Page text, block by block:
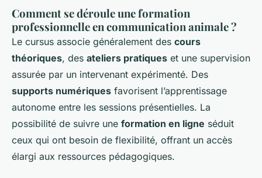
Comment se déroule une formation
professionnelle en communication animale ?
Le cursus associe généralement des cours
théoriques, des ateliers pratiques et une supervision
assurée par un intervenant expérimenté. Des
supports numériques favorisent l’apprentissage
autonome entre les sessions présentielles. La
possibilité de suivre une formation en ligne séduit
ceux qui ont besoin de flexibilité, offrant un accès
élargi aux ressources pédagogiques.